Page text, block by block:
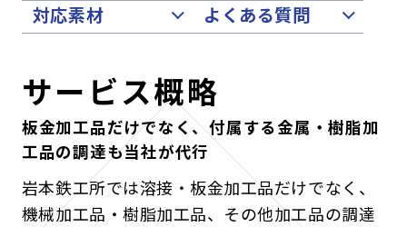
対応素材
よくある質問
サービス概略
板金加工品だけでなく、付属する金属・樹脂加
工品の調達も当社が代行
岩本鉄工所では溶接・板金加工品だけでなく、
機械加工品・樹脂加工品、その他加工品の調達